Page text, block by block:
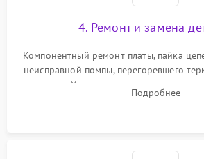
4. Ремонт и замена
Компонентный ремонт платы, пайка
неисправной помпы, перегоревшего
жерновов. Установка новых
ring) и тефлоновых трубок для
Подробнее